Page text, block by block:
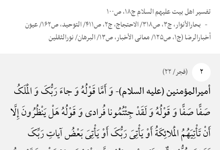
تفسیر اهل بیت علیهم السلام ج۱۸، ص۱۰۰
بحارالأنوار، ج۳، ص۳۱۸/ الاحتجاج، ج۲، ص۴۱۱/ التوحید، ص۱۶۲/ عیون
أخبارالرضا (ج۱، ص۱۲۵/ معانی الأخبار، ص۱۳/ البرهان/ نورالثقلین
۲ (فجر/ ۲۲)
أمیرالمؤمنین (علیه السلام)-وَ أَمَّا قَوْلُهُ وَ جاءَ رَبُّکَ وَ الْمَلَکُ
صَفًّا صَفًّا وَ قَوْلُهُ وَ لَقَدْ جِئْتُمُونا فُرادی وَ قَوْلُهُ هَلْ یَنْظُرُونَ إِلَّا
أَنْ تَأْتِیَهُمُ الْمَلائِکَةُ أَوْ یَأْتِیَ رَبُّکَ أَوْ یَأْتِیَ بَعْضُ آیاتِ رَبِّکَ